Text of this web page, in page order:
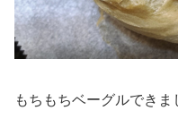
もちもちベーグルできま